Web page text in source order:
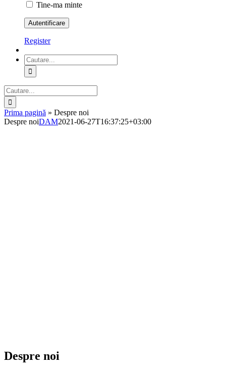
Tine-ma minte
Register
Cautare...
Cautare...
Prima pagină » Despre noi
Despre noiDAM2021-06-27T16:37:25+03:00
Despre noi